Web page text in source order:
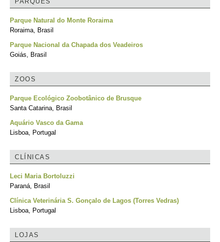
Parque Natural do Monte Roraima
Roraima, Brasil
Parque Nacional da Chapada dos Veadeiros
Goiás, Brasil
ZOOS
Parque Ecológico Zoobotânico de Brusque
Santa Catarina, Brasil
Aquário Vasco da Gama
Lisboa, Portugal
CLÍNICAS
Leci Maria Bortoluzzi
Paraná, Brasil
Clínica Veterinária S. Gonçalo de Lagos (Torres Vedras)
Lisboa, Portugal
LOJAS